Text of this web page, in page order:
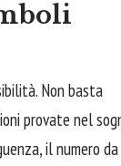
Non basta
provate nel
il numero da